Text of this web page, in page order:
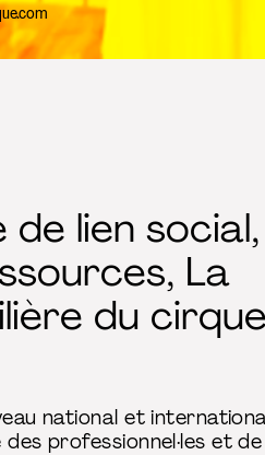
lien social,
La
du cirque
national et
professionnel·les et